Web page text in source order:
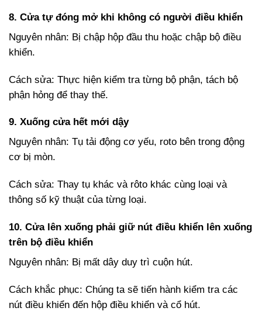
8. Cửa tự đóng mở khi không có người điều khiển
Nguyên nhân: Bị chập hộp đầu thu hoặc chập bộ điều
khiển.
Cách sửa: Thực hiện kiểm tra từng bộ phận, tách bộ
phận hỏng để thay thế.
9. Xuống cửa hết mới dậy
Nguyên nhân: Tụ tải động cơ yếu, roto bên trong động
cơ bị mòn.
Cách sửa: Thay tụ khác và rôto khác cùng loại và
thông số kỹ thuật của từng loại.
10. Cửa lên xuống phải giữ nút điều khiển lên xuống
trên bộ điều khiển
Nguyên nhân: Bị mất dây duy trì cuộn hút.
Cách khắc phục: Chúng ta sẽ tiến hành kiểm tra các
nút điều khiển đến hộp điều khiển và cổ hút.